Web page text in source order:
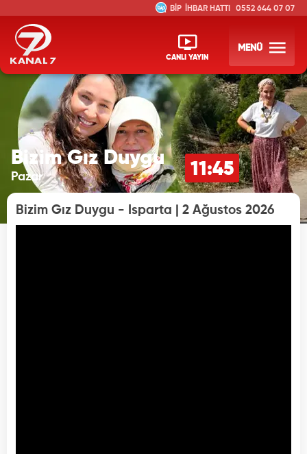
CANLI YAYIN
MENÜ
İHBAR HATTI 0552 644 07 07
Bizim Gız Duygu
Pazar 11:45
Bizim Gız Duygu - Isparta | 2 Ağustos 2026